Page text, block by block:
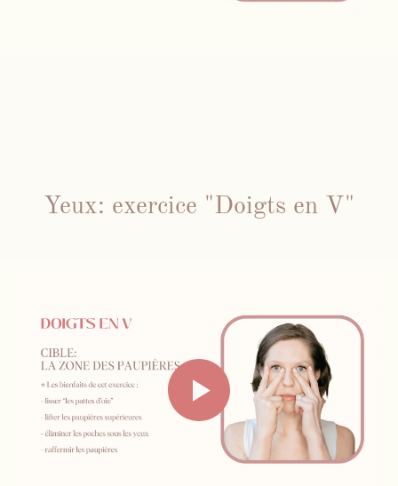
Yeux: exercice "Doigts en V"